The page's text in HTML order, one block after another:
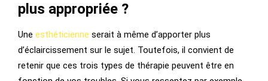
plus appropriée ?
Une esthéticienne serait à même d’apporter plus
d’éclaircissement sur le sujet. Toutefois, il convient de
retenir que ces trois types de thérapie peuvent être en